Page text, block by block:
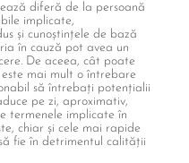
diferă de la persoană
implicate,
și cunoștințele de bază
în cauză pot avea un
De aceea, cât poate
mai mult o întrebare
să întrebați potențialii
pe zi, aproximativ,
termenele implicate în
chiar și cele mai rapide
fie în detrimentul calității